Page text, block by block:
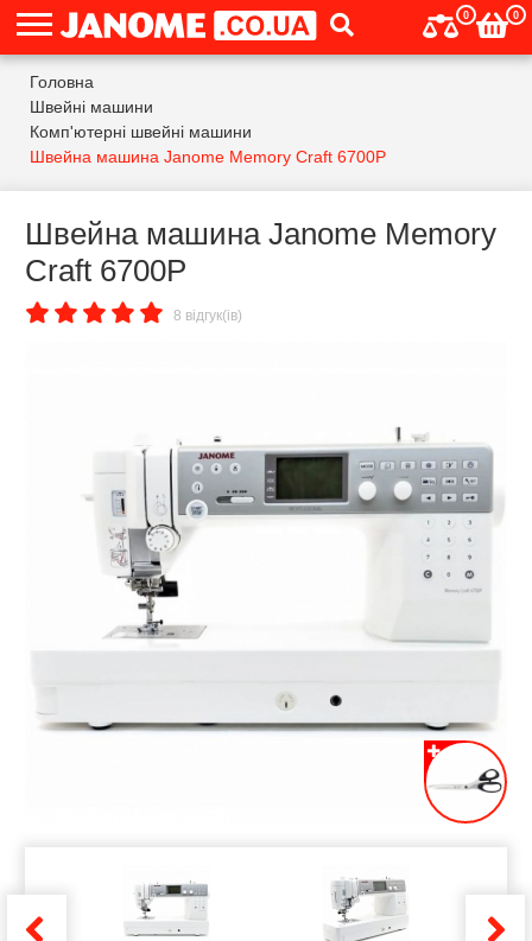
0 0
Головна
Швейні машини
Комп'ютерні швейні машини
Швейна машина Janome Memory Craft 6700P
Швейна машина Janome Memory
Craft 6700P
8 відгук(ів)